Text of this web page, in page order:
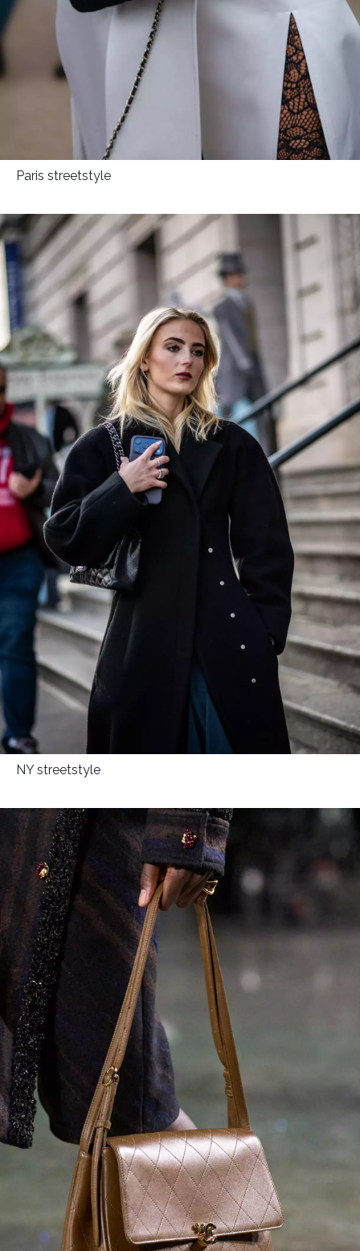
Paris streetstyle
NY streetstyle